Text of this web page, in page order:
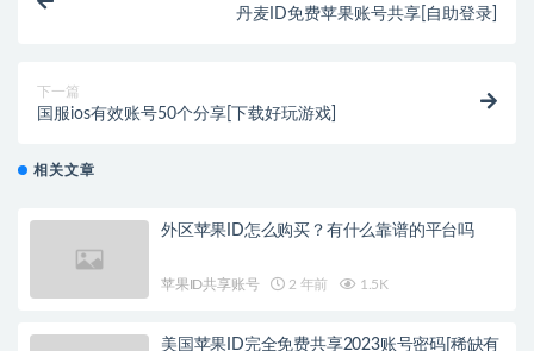
丹麦ID免费苹果账号共享[自助登录]
下一篇
国服ios有效账号50个分享[下载好玩游戏]
相关文章
外区苹果ID怎么购买？有什么靠谱的平台吗
苹果ID共享账号 2 年前 1.5K
美国苹果ID完全免费共享2023账号密码[稀缺有